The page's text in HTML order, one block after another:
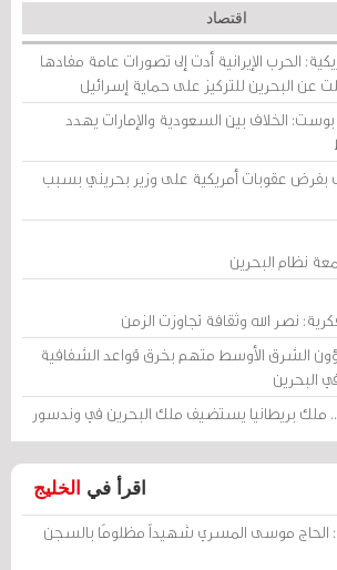
اقتصاد
الحرب الإيرانية أدت إلى تصورات عامة مفادها
عن البحرين للتركيز على حماية إسرائيل
الخلاف بين السعودية والإمارات يهدد
عقوبات أمريكية على وزير بحريني بسبب
نظام البحرين
نصر الله وثقافة تجاوزت الزمن
الشرق الأوسط متهم بخرق قواعد الشفافية
البحرين
.. ملك بريطانيا يستضيف ملك البحرين في وندسور
اقرأ في الخليج
الحاج موسى المسري شهيداً مظلومًا بالسجن